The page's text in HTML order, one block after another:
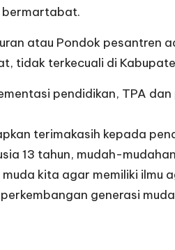
bermartabat.
atau Pondok pesantren
tidak terkecuali di
pendidikan, TPA
terimakasih kepada
13 tahun, mudah-
muda kita agar memiliki
generasi